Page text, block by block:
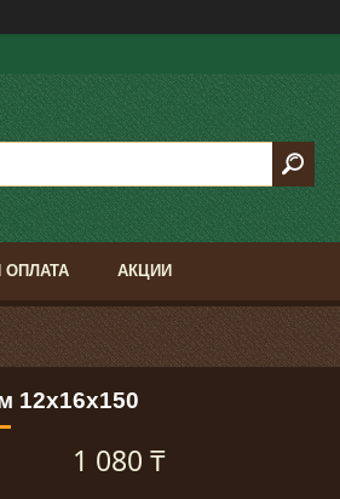
ОПЛАТА АКЦИИ
12х16х150
1 080 ₸